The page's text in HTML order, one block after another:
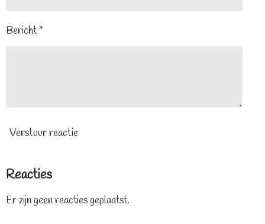
Bericht *
Verstuur reactie
Reacties
Er zijn geen reacties geplaatst.